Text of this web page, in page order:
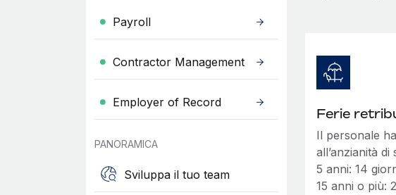
Payroll
Contractor Management
Employer of Record
PANORAMICA
Sviluppa il tuo team
Ferie
Il personale
all’anzianità di
5 anni: 14
15 anni o più: